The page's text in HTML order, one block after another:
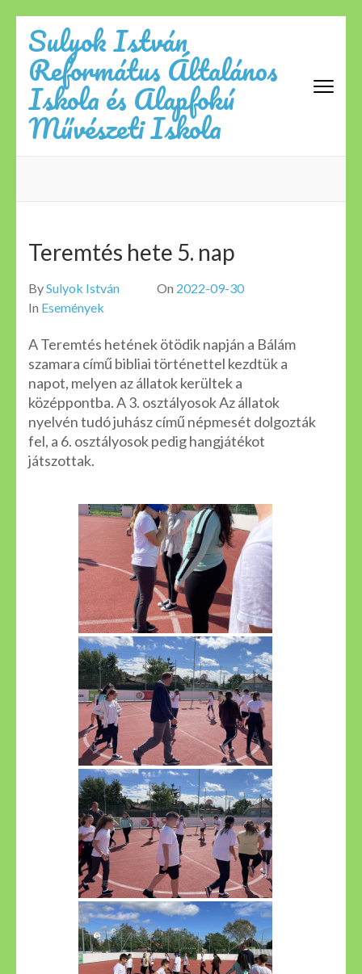
content
(Press
Enter)
Sulyok István
Református Általános
Iskola és Alapfokú
Művészeti Iskola
Teremtés hete 5. nap
BySulyok István On 2022-09-30
In Események
A Teremtés hetének ötödik napján a Bálám
szamara című bibliai történettel kezdtük a
napot, melyen az állatok kerültek a
középpontba. A 3. osztályosok Az állatok
nyelvén tudó juhász című népmesét dolgozták
fel, a 6. osztályosok pedig hangjátékot
játszottak.